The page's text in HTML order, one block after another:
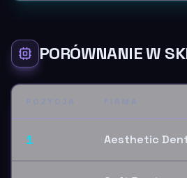
PORÓWNANIE W
1 Aesthetic